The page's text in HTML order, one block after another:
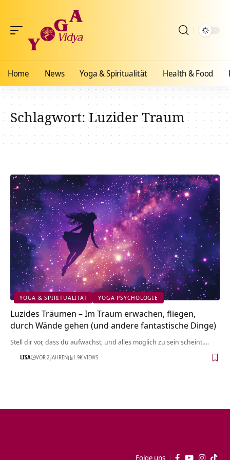
Home News Yoga & Spiritualität Health & Food
Schlagwort:Luzider Traum
YOGA & SPIRITUALITÄT YOGA PSYCHOLOGIE
Luzides Träumen – Im Traum erwachen, fliegen,
durch Wände gehen (und andere fantastische Dinge)
Stell dir vor, dass du aufwachst, und alles möglich zu sein scheint.…
LISA VOR 2 JAHREN 1.9K VIEWS
Folge uns